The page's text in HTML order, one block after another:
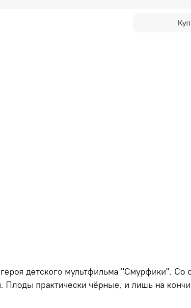
детского мультфильма "Смурфики". Со
практически чёрные, и лишь на